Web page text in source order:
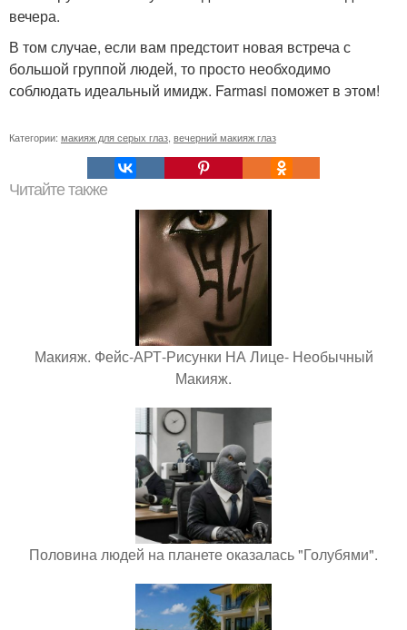
вечера.
В том случае, если вам предстоит новая встреча с
большой группой людей, то просто необходимо
соблюдать идеальный имидж. Farmasi поможет в этом!
Категории: макияж для серых глаз вечерний макияж глаз
Читайте также
Макияж. Фейс-АРТ-Рисунки НА Лице- Необычный
Макияж.
Половина людей на планете оказалась "Голубями".